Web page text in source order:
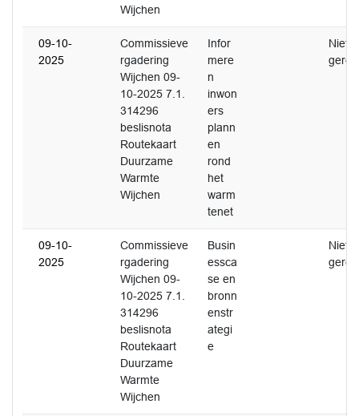
Wijchen
09-10-
2025
Commissieve
rgadering
Wijchen 09-
10-2025 7.1.
314296
beslisnota
Routekaart
Duurzame
Warmte
Wijchen
Infor
mere
n
inwon
ers
plann
en
rond
het
warm
tenet
Niet
09-10-
2025
Commissieve
rgadering
Wijchen 09-
10-2025 7.1.
314296
beslisnota
Routekaart
Duurzame
Warmte
Wijchen
Busin
essca
se en
bronn
enstr
ategi
e
Niet